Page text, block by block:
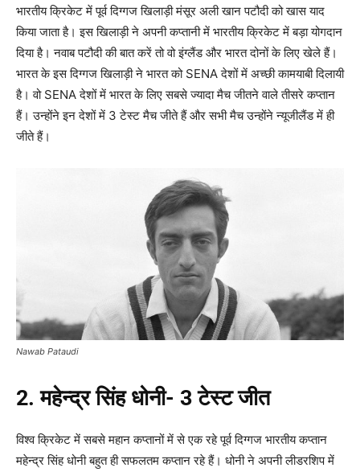
भारतीय क्रिकेट में पूर्व दिग्गज खिलाड़ी मंसूर अली खान पटौदी को खास याद
किया जाता है। इस खिलाड़ी ने अपनी कप्तानी में भारतीय क्रिकेट में बड़ा योगदान
दिया है। नवाब पटौदी की बात करें तो वो इंग्लैंड और भारत दोनों के लिए खेले हैं।
भारत के इस दिग्गज खिलाड़ी ने भारत को SENA देशों में अच्छी कामयाबी दिलायी
है। वो SENA देशों में भारत के लिए सबसे ज्यादा मैच जीतने वाले तीसरे कप्तान
हैं। उन्होंने इन देशों में 3 टेस्ट मैच जीते हैं और सभी मैच उन्होंने न्यूजीलैंड में ही
जीते हैं।
Nawab Pataudi
2. महेन्द्र सिंह धोनी- 3 टेस्ट जीत
विश्व क्रिकेट में सबसे महान कप्तानों में से एक रहे पूर्व दिग्गज भारतीय कप्तान
महेन्द्र सिंह धोनी बहुत ही सफलतम कप्तान रहे हैं। धोनी ने अपनी लीडरशिप में